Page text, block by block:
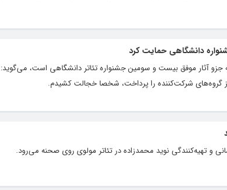
دانشگاهی حمایت کرد
جزو آثار موفق بیست و سومین جشنواره تئاتر دانشگاهی است، می‌گوید:
گروه‌های شرکت‌کننده را پرداخت، شخصا خجالت کشیدم.
و تهیه‌کنندگی نوید محمدزاده در تئاتر مولوی روی صحنه می‌رود.